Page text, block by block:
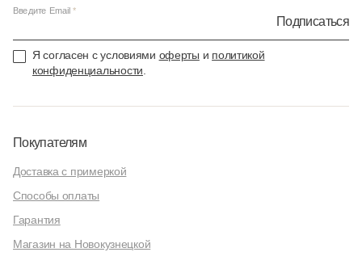
Введите Email
Подписаться
Я согласен с условиями оферты и политикой
конфиденциальности
Покупателям
Доставка с примеркой
Способы оплаты
Гарантия
Магазин на Новокузнецкой